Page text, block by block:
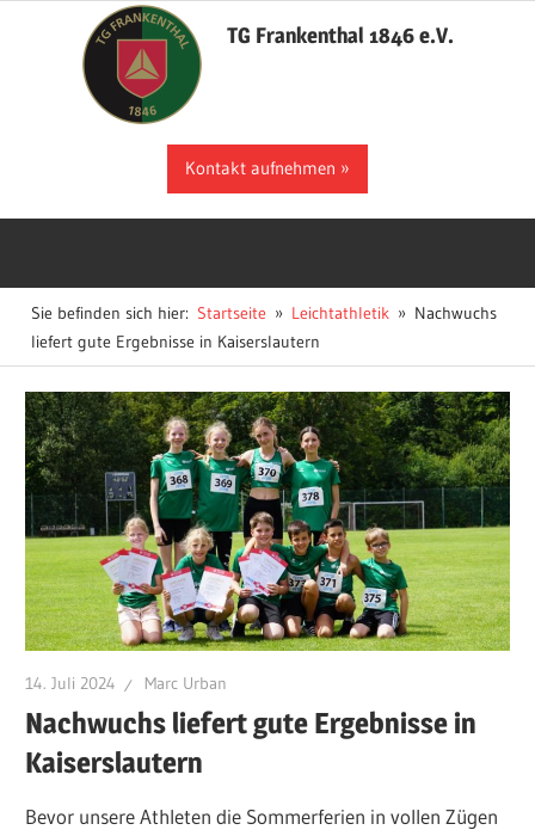
TG Frankenthal 1846 e.V.
Kontakt aufnehmen
Sie befinden sich hier: Startseite Leichtathletik
Nachwuchs
liefert gute Ergebnisse in Kaiserslautern
14. Juli 2024 Marc Urban
Nachwuchs liefert gute Ergebnisse in
Kaiserslautern
Bevor unsere Athleten die Sommerferien in vollen Zügen